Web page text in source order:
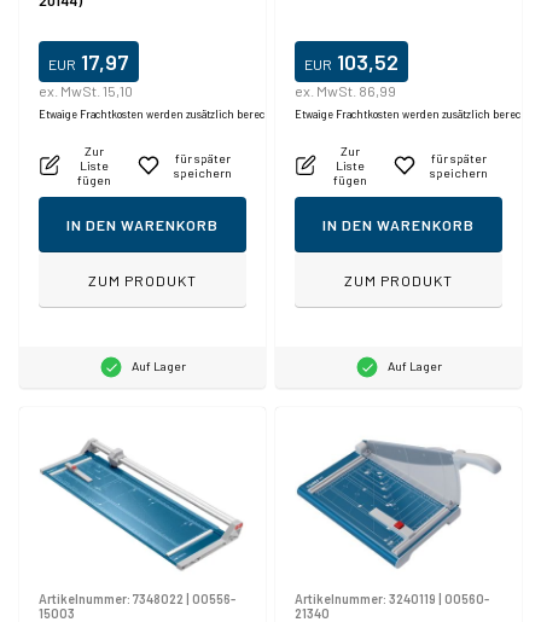
EUR 17,97
ex. MwSt. 15,10
Etwaige Frachtkosten werden zusätzlich berechnet.
Zur
Liste
fügen
für später
speichern
IN DEN WARENKORB
ZUM PRODUKT
Auf Lager
EUR 103,52
ex. MwSt. 86,99
Etwaige Frachtkosten werden zusätzlich
Zur
Liste
fügen
für später
speichern
IN DEN WARENKORB
ZUM PRODUKT
Auf Lager
Artikelnummer: 7348022 | 00556-
15003
Artikelnummer: 3240119 | 00560-
21340